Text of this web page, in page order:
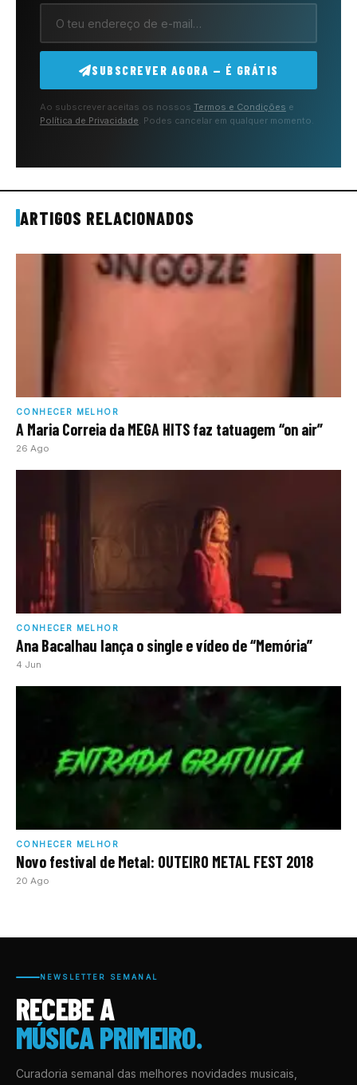
SUBSCREVER AGORA — É GRÁTIS
Ao subscrever aceitas os nossos Termos e Condições e
Política de Privacidade. Podes cancelar em qualquer momento.
ARTIGOS RELACIONADOS
CONHECER MELHOR
A Maria Correia da MEGA HITS faz tatuagem “on air”
26 Ago
CONHECER MELHOR
Ana Bacalhau lança o single e vídeo de “Memória”
4 Jun
CONHECER MELHOR
Novo festival de Metal: OUTEIRO METAL FEST 2018
20 Ago
NEWSLETTER SEMANAL
RECEBE A
MÚSICA PRIMEIRO.
Curadoria semanal das melhores novidades musicais,